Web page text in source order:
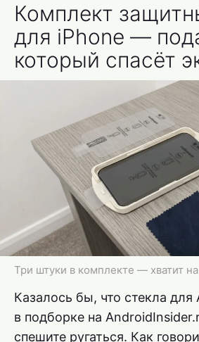
Комплект
для iPhone —
который спасёт
Три штуки в комплекте — хватит
Казалось бы, что стекла
в подборке на
спешите ругаться. Как